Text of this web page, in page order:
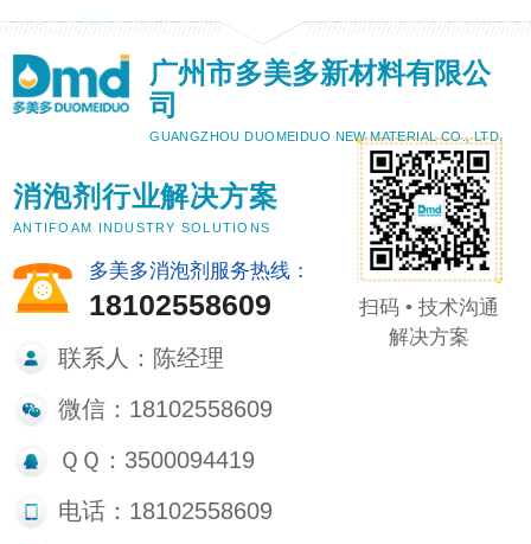
广州市多美多新材料有限公
司
GUANGZHOU DUOMEIDUO NEW MATERIAL CO., LTD.
消泡剂行业解决方案
ANTIFOAM INDUSTRY SOLUTIONS
多美多消泡剂服务热线：
18102558609
联系人：陈经理
微信：18102558609
ＱＱ：3500094419
电话：18102558609
扫码 • 技术沟通
解决方案